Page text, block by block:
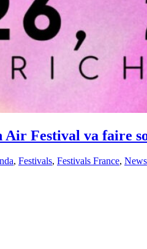
Air Festival va faire
, Festivals, Festivals France, News